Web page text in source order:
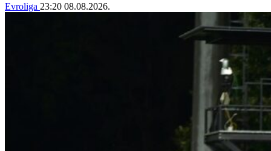
Evroliga 23:20 08.08.2026.